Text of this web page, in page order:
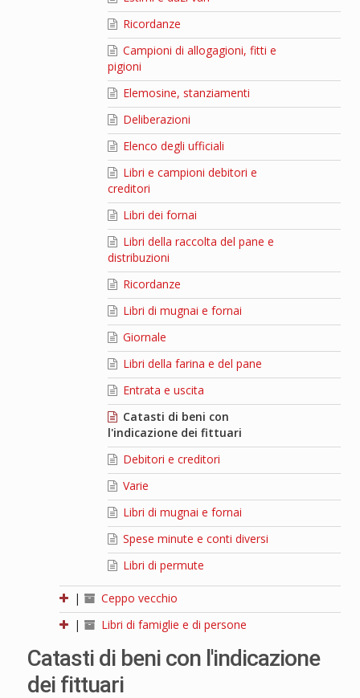
Ricordanze
Campioni di allogagioni, fitti e
pigioni
Elemosine, stanziamenti
Deliberazioni
Elenco degli ufficiali
Libri e campioni debitori e
creditori
Libri dei fornai
Libri della raccolta del pane e
distribuzioni
Ricordanze
Libri di mugnai e fornai
Giornale
Libri della farina e del pane
Entrata e uscita
Catasti di beni con
l'indicazione dei fittuari
Debitori e creditori
Varie
Libri di mugnai e fornai
Spese minute e conti diversi
Libri di permute
|
Ceppo vecchio
|
Libri di famiglie e di persone
Catasti di beni con l'indicazione
dei fittuari